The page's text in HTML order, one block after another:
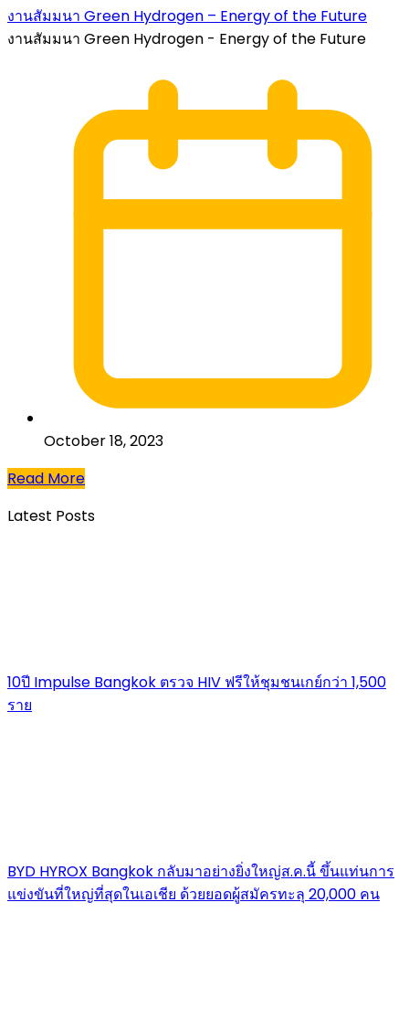
งานสัมมนา Green Hydrogen – Energy of the Future
งานสัมมนา Green Hydrogen - Energy of the Future
October 18, 2023
Read More
Latest Posts
10ปี Impulse Bangkok ตรวจ HIV ฟรีให้ชุมชนเกย์กว่า 1,500
ราย
BYD HYROX Bangkok กลับมาอย่างยิ่งใหญ่ส.ค.นี้ ขึ้นแท่นการ
แข่งขันที่ใหญ่ที่สุดในเอเชีย ด้วยยอดผู้สมัครทะลุ 20,000 คน